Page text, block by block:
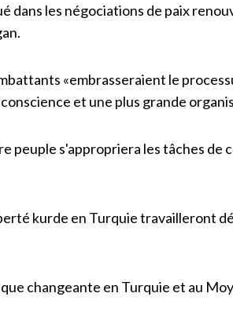
dans les négociations de paix
«embrasseraient le
et une plus grande
peuple s'appropriera les tâches de
kurde en Turquie travailleront
changeante en Turquie et au